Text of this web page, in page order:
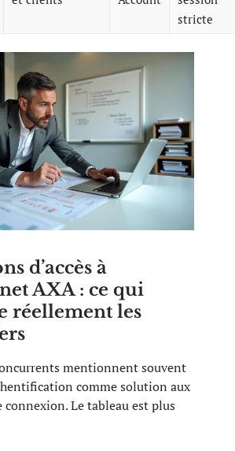
stricte
d’accès à
AXA : ce qui
réellement les
mentionnent souvent
comme solution aux
connexion. Le tableau est plus